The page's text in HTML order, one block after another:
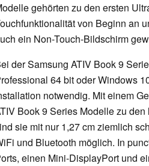
gehörten zu den ersten
von Beginn an
ein Non-Touch-Bildschirm
der Samsung ATIV Book 9
64 bit oder Windows
notwendig. Mit einem
Book 9 Series Modelle zu
sie mit nur 1,27 cm ziemlich
und Bluetooth möglich. In
einen Mini-DisplayPort und